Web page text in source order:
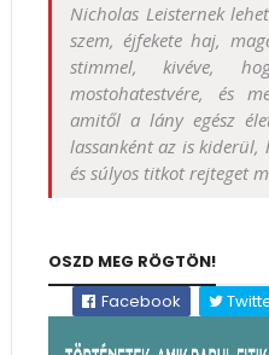
Nicholas Leisternek
szem, éjfekete haj,
stimmel, kivéve,
mostohatestvére, és
amitől a lány egész
lassanként az is kiderül,
és súlyos titkot rejteget
OSZD MEG RÖGTÖN!
Facebook